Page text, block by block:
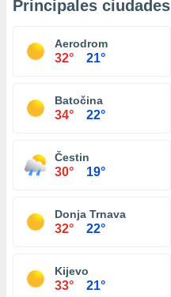
Principales ciudades
Aerodrom
32° 21°
Batočina
34° 22°
Čestin
30° 19°
Donja Trnava
32° 22°
Kijevo
33° 21°